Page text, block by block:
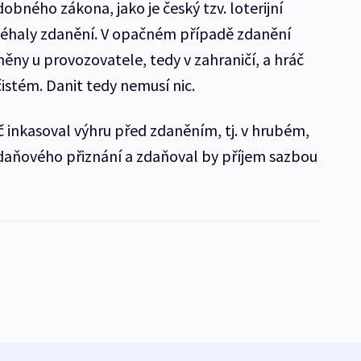
zákona, jako je český tzv. loterijní
zdanění. V opačném případě zdanění
u provozovatele, tedy v zahraničí, a hráč
Danit tedy nemusí nic.
inkasoval výhru před zdaněním, tj. v hrubém,
přiznání a zdaňoval by příjem sazbou